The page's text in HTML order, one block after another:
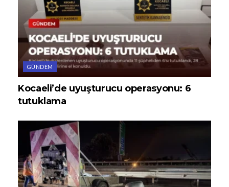
GÜNDEM
Kocaeli’de uyuşturucu operasyonu: 6
tutuklama